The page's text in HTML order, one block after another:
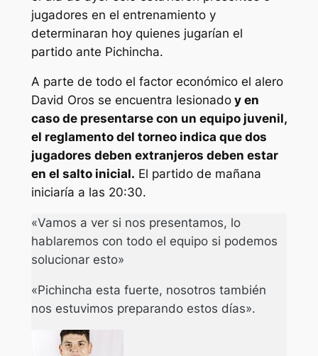
jugadores en el entrenamiento y
determinaran hoy quienes jugarían el
partido ante Pichincha.
A parte de todo el factor económico el alero
David Oros se encuentra lesionadoy en
caso de presentarse con un equipo juvenil,
el reglamento del torneo indica que dos
jugadores deben extranjeros deben estar
en el salto inicial. El partido de mañana
iniciaría a las 20:30.
«Vamos a ver si nos presentamos, lo
hablaremos con todo el equipo si podemos
solucionar esto»
«Pichincha esta fuerte, nosotros también
nos estuvimos preparando estos días».